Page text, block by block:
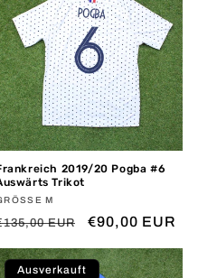
2019/20 Pogba #6
Trikot
M
EUR Verkaufspreis
€90,00 EUR
Ausverkauft